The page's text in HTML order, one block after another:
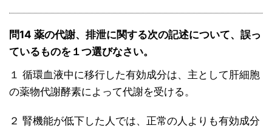
問14 薬の代謝、排泄に関する次の記述について、誤っ
ているものを１つ選びなさい。
１ 循環血液中に移行した有効成分は、主として肝細胞
の薬物代謝酵素によって代謝を受ける。
２ 腎機能が低下した人では、正常の人よりも有効成分